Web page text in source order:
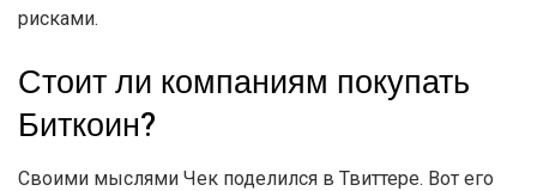
рисками.
Стоит ли компаниям покупать
Биткоин?
Своими мыслями Чек поделился в Твиттере. Вот его